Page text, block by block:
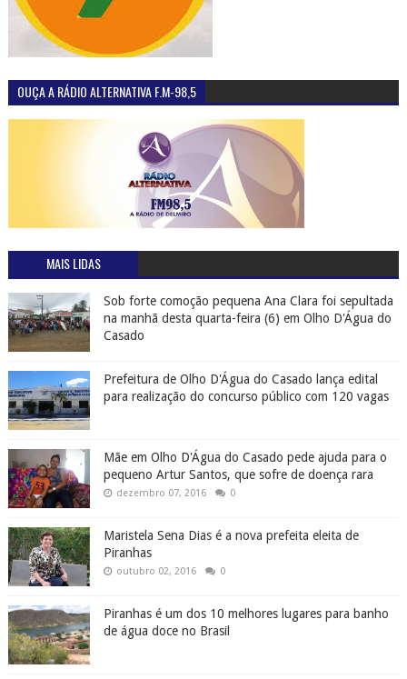
OUÇA A RÁDIO ALTERNATIVA F.M-98,5
MAIS LIDAS
Sob forte comoção pequena Ana Clara foi sepultada
na manhã desta quarta-feira (6) em Olho D'Água do
Casado
Prefeitura de Olho D'Água do Casado lança edital
para realização do concurso público com 120 vagas
Mãe em Olho D'Água do Casado pede ajuda para o
pequeno Artur Santos, que sofre de doença rara
dezembro 07, 2016 0
Maristela Sena Dias é a nova prefeita eleita de
Piranhas
outubro 02, 2016 0
Piranhas é um dos 10 melhores lugares para banho
de água doce no Brasil